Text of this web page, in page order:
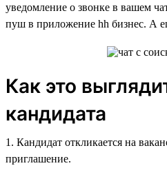
уведомление о звонке в вашем
пуш в приложение hh бизнес. А
Как это
кандидата
1. Кандидат откликается на
приглашение.